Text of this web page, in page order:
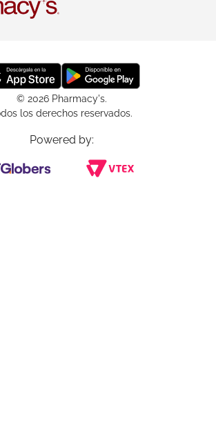
© 2026 Pharmacy's.
los derechos reservados.
Powered by: